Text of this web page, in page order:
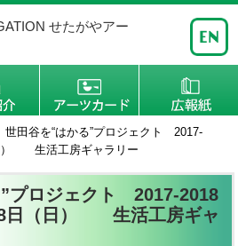
田谷を“はかる”プロジェクト 2017-
） 生活工房ギャラリー
プロジェクト 2017-2018
日（日） 生活工房ギャ